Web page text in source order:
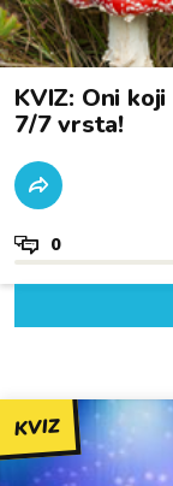
KVIZ: Oni
7/7 vrsta!
0
KVIZ